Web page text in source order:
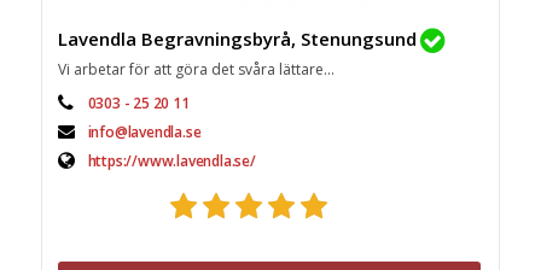
Lavendla Begravningsbyrå, Stenungsund
Vi arbetar för att göra det svåra lättare...
0303 - 25 20 11
info@lavendla.se
https://www.lavendla.se/